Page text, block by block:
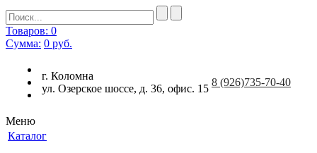
Товаров: 0
Сумма: 0 руб.
г. Коломна
ул. Озерское шоссе, д. 36, офис. 15
8 (926)735-70-40
Меню
Каталог